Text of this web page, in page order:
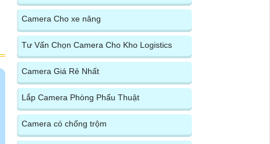
Camera Cho xe nâng
Tư Vấn Chọn Camera Cho Kho Logistics
Camera Giá Rẻ Nhất
Lắp Camera Phòng Phẩu Thuật
Camera có chống trộm